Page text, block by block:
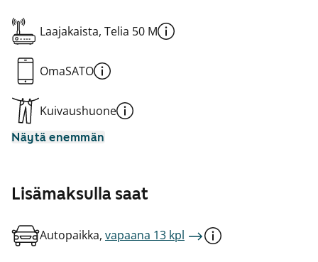
Laajakaista, Telia 50 M
OmaSATO
Kuivaushuone
Näytä enemmän
Lisämaksulla saat
Autopaikka, vapaana 13 kpl